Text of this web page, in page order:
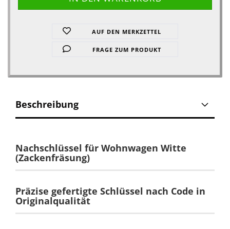
AUF DEN MERKZETTEL
FRAGE ZUM PRODUKT
Beschreibung
Nachschlüssel für Wohnwagen Witte
(Zackenfräsung)
Präzise gefertigte Schlüssel nach Code in
Originalqualität